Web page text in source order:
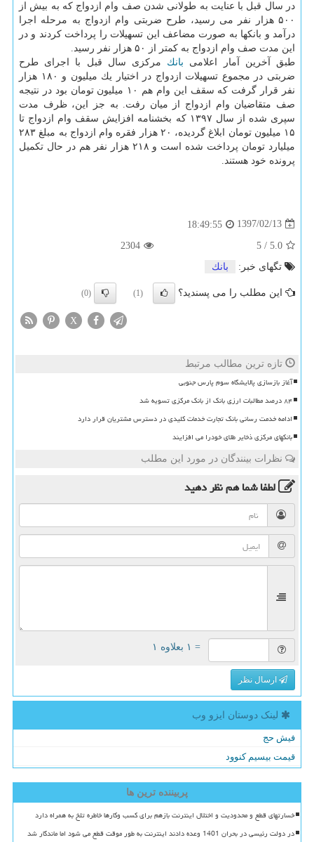
در سال قبل با عنایت به طولانی شدن صف وام ازدواج كه به بیش از
۵۰۰ هزار نفر می رسید، طرح ضربتی وام ازدواج به مرحله اجرا
درآمد و بانكها به صورت مضاعف این تسهیلات را پرداخت كردند و در
این مدت صف وام ازدواج به كمتر از ۵۰ هزار نفر رسید.
طبق آخرین آمار اعلامی بانك مركزی سال قبل با اجرای طرح
ضربتی در مجموع تسهیلات ازدواج در اختیار یك میلیون و ۱۸۰ هزار
نفر قرار گرفت كه سقف این وام هم ۱۰ میلیون تومان بود در نتیجه
صف متقاضیان وام ازدواج از میان رفت. به جز این، ظرف مدت
سپری شده از سال ۱۳۹۷ كه بخشنامه افزایش سقف وام ازدواج تا
۱۵ میلیون تومان ابلاغ گردیده، ۲۰ هزار فقره وام ازدواج به مبلغ ۲۸۳
میلیارد تومان پرداخت شده است و ۲۱۸ هزار نفر هم در حال تكمیل
پرونده خود هستند.
1397/02/13
18:49:55
5.0
/
5
2304
تگهای خبر:
بانك
این مطلب را می پسندید؟ (1)
(0)
X
تازه ترین مطالب مرتبط
آغاز بازسازی پالایشگاه سوم پارس جنوبی
۸۴ درصد مطالبات ارزی بانک از بانک مرکزی تسویه شد
ادامه خدمت رسانی بانک تجارت خدمات کلیدی در دسترس مشتریان قرار دارد
بانکهای مرکزی ذخایر طلای خودرا می افزایند
نظرات بینندگان در مورد این مطلب
لطفا شما همنظر دهید
= ۱ بعلاوه ۱
ارسال نظر
لینک دوستان ایزو وب
فیش حج
قیمت بیسیم کنوود
پربیننده ترین ها
خسارتهای قطع و محدودیت و اختلال اینترنت بازهم برای کسب وکارها خاطره تلخ به همراه دارد
در دولت رئیسی در بحران 1401 وعده دادند اینترنت به طور موقت قطع می شود اما ماندگار شد